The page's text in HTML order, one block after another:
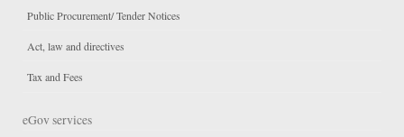
Public Procurement/ Tender Notices
Act, law and directives
Tax and Fees
eGov services